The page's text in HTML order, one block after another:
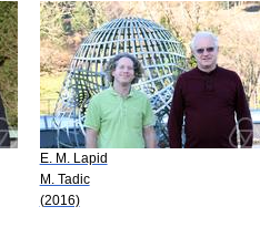
E. M. Lapid
M. Tadic
(2016)